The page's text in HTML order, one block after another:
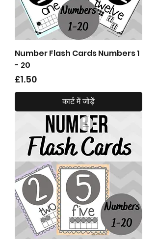
Number Flash Cards Numbers 1
- 20
मूल्य
£1.50
कार्ट में जोड़ें